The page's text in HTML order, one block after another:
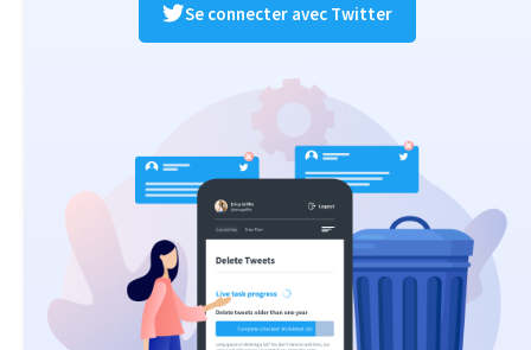
Se connecter avec Twitter